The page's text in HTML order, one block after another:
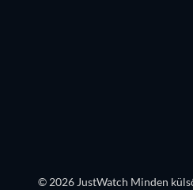
© 2026 JustWatch Minden